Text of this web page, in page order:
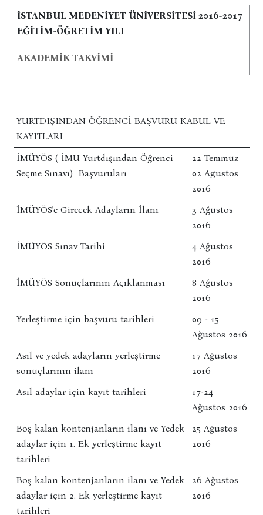
İSTANBUL MEDENİYET ÜNİVERSİTESİ 2016-2017
EĞİTİM-ÖĞRETİM YILI
AKADEMİK TAKVİMİ
YURTDIŞINDAN ÖĞRENCI BAŞVURU KABUL VE
KAYITLARI
İMÜYÖS ( İMU Yurtdışından Öğrenci
Seçme Sınavı) Başvuruları
22 Temmuz
02 Agustos
2016
İMÜYÖS'e Girecek Adayların İlanı
3 Ağustos
2016
İMÜYÖS Sınav Tarihi
4 Ağustos
2016
İMÜYÖS Sonuçlarının Açıklanması
8 Ağustos
2016
Yerleştirme için başvuru tarihleri
09 - 15
Ağustos 2016
Asıl ve yedek adayların yerleştirme
sonuçlarının ilanı
17 Ağustos
2016
Asıl adaylar için kayıt tarihleri
17-24
Ağustos 2016
Boş kalan kontenjanların ilanı ve Yedek
adaylar için 1. Ek yerleştirme kayıt
tarihleri
25 Ağustos
2016
Boş kalan kontenjanların ilanı ve Yedek
adaylar için 2. Ek yerleştirme kayıt
tarihleri
26 Ağustos
2016